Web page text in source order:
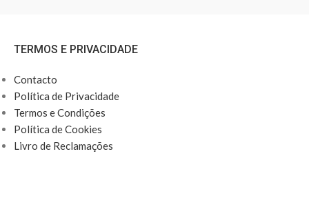
TERMOS E PRIVACIDADE
Contacto
Política de Privacidade
Termos e Condições
Política de Cookies
Livro de Reclamações